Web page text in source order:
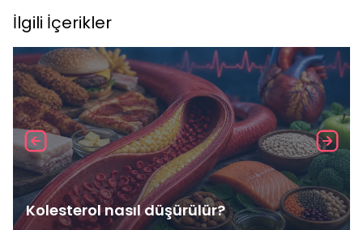
İlgili İçerikler
Kolesterol nasıl düşürülür?